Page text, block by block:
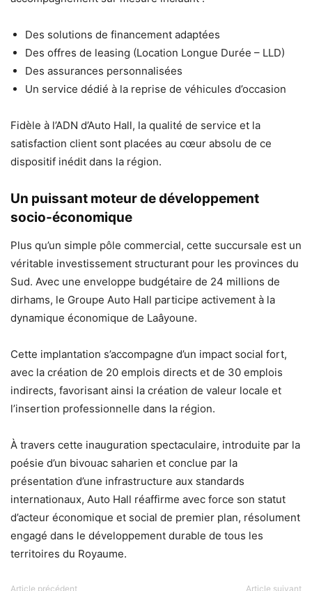
Des solutions de financement adaptées
Des offres de leasing (Location Longue Durée – LLD)
Des assurances personnalisées
Un service dédié à la reprise de véhicules d’occasion
Fidèle à l’ADN d’Auto Hall, la qualité de service et la
satisfaction client sont placées au cœur absolu de ce
dispositif inédit dans la région.
Un puissant moteur de développement
socio-économique
Plus qu’un simple pôle commercial, cette succursale est un
véritable investissement structurant pour les provinces du
Sud. Avec une enveloppe budgétaire de 24 millions de
dirhams, le Groupe Auto Hall participe activement à la
dynamique économique de Laâyoune.
Cette implantation s’accompagne d’un impact social fort,
avec la création de 20 emplois directs et de 30 emplois
indirects, favorisant ainsi la création de valeur locale et
l’insertion professionnelle dans la région.
À travers cette inauguration spectaculaire, introduite par la
poésie d’un bivouac saharien et conclue par la
présentation d’une infrastructure aux standards
internationaux, Auto Hall réaffirme avec force son statut
d’acteur économique et social de premier plan, résolument
engagé dans le développement durable de tous les
territoires du Royaume.
Article précédent Article suivant